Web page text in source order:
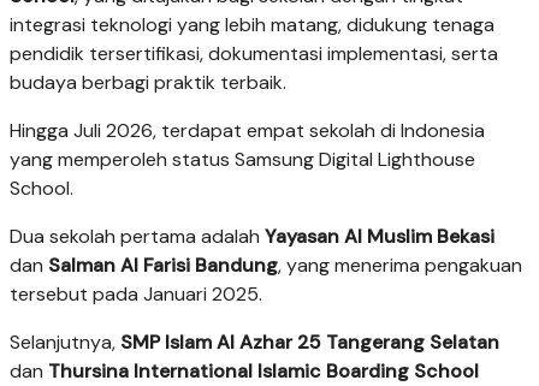
integrasi teknologi yang lebih matang, didukung tenaga
pendidik tersertifikasi, dokumentasi implementasi, serta
budaya berbagi praktik terbaik.
Hingga Juli 2026, terdapat empat sekolah di Indonesia
yang memperoleh status Samsung Digital Lighthouse
School.
Dua sekolah pertama adalah Yayasan Al Muslim Bekasi
dan Salman Al Farisi Bandung, yang menerima pengakuan
tersebut pada Januari 2025.
Selanjutnya, SMP Islam Al Azhar 25 Tangerang Selatan
dan Thursina International Islamic Boarding School